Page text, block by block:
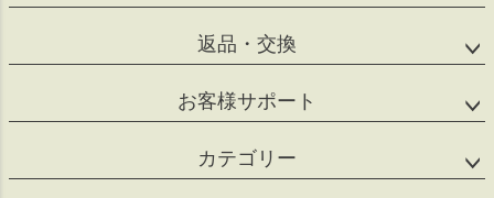
返品・交換
お客様サポート
カテゴリー